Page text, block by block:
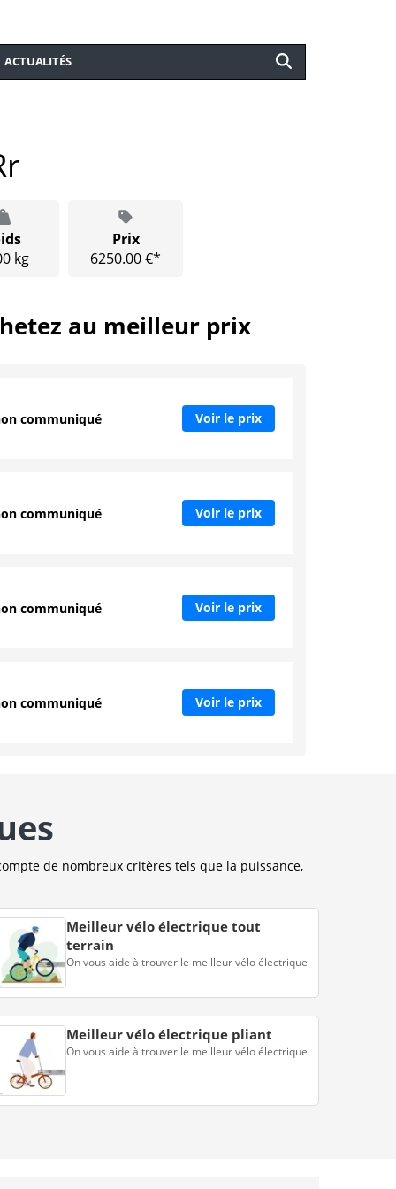
ACTUALITÉS
kg
Prix
6250.00 €*
au meilleur prix
communiqué Voir le prix
communiqué Voir le prix
communiqué Voir le prix
communiqué Voir le prix
de nombreux critères tels que la puissance,
Meilleur vélo électrique tout
terrain
On vous aide à trouver le meilleur vélo électrique
Meilleur vélo électrique pliant
On vous aide à trouver le meilleur vélo électrique